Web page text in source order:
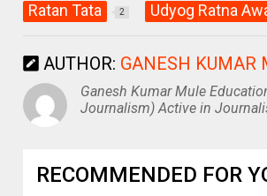
Ratan Tata 2 Udyog Ratna
AUTHOR: GANESH KUMAR
Ganesh Kumar Mule
Journalism) Active in
RECOMMENDED FOR